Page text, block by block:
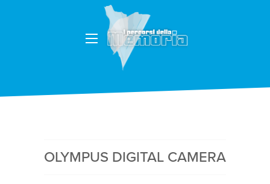
OLYMPUS DIGITAL CAMERA